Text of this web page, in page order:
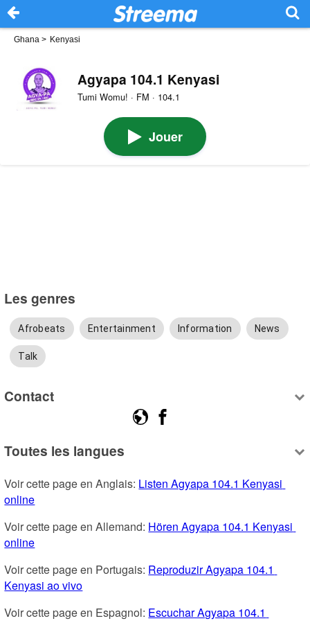
Ghana > Kenyasi
Agyapa 104.1 Kenyasi
Tumi Womu! · FM · 104.1
Jouer
Les genres
Afrobeats Entertainment Information News
Talk
Contact
Toutes les langues
Voir cette page en Anglais: Listen Agyapa 104.1 Kenyasi
online
Voir cette page en Allemand: Hören Agyapa 104.1 Kenyasi
online
Voir cette page en Portugais: Reproduzir Agyapa 104.1
Kenyasi ao vivo
Voir cette page en Espagnol: Escuchar Agyapa 104.1